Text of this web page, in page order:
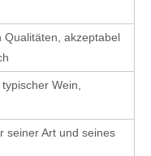
Qualitäten, akzeptabel
Wein,
seiner Art und seines